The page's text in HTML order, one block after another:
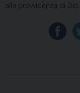
alla provvidenza di Dio.